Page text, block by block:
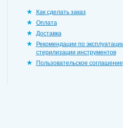
Как сделать заказ
Оплата
Доставка
Рекомендации по
стерилизации инструментов
Пользовательское соглашение